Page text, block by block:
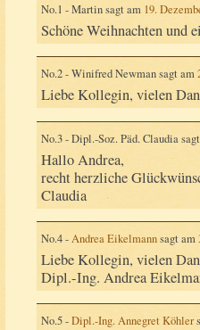
No.1 - Martin sagt am 19.
Schöne Weihnachten und
No.2 - Winifred Newman sagt am
Liebe Kollegin, vielen
No.3 - Dipl.-Soz. Päd. Claudia
Hallo Andrea,
recht herzliche
Claudia
No.4 -Andrea Eikelmannsagt am
Liebe Kollegin, vielen
Dipl.-Ing. Andrea
No.5 -Dipl.-Ing. Annegret Köhler